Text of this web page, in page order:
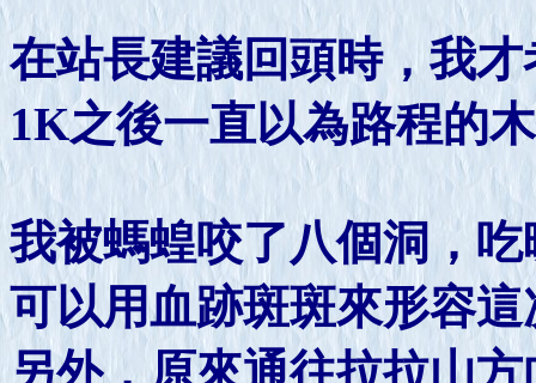
在站長建議回頭時，我
1K之後一直以為路程的
我被螞蝗咬了八個洞，
可以用血跡斑斑來形容
另外，原來通往拉拉山